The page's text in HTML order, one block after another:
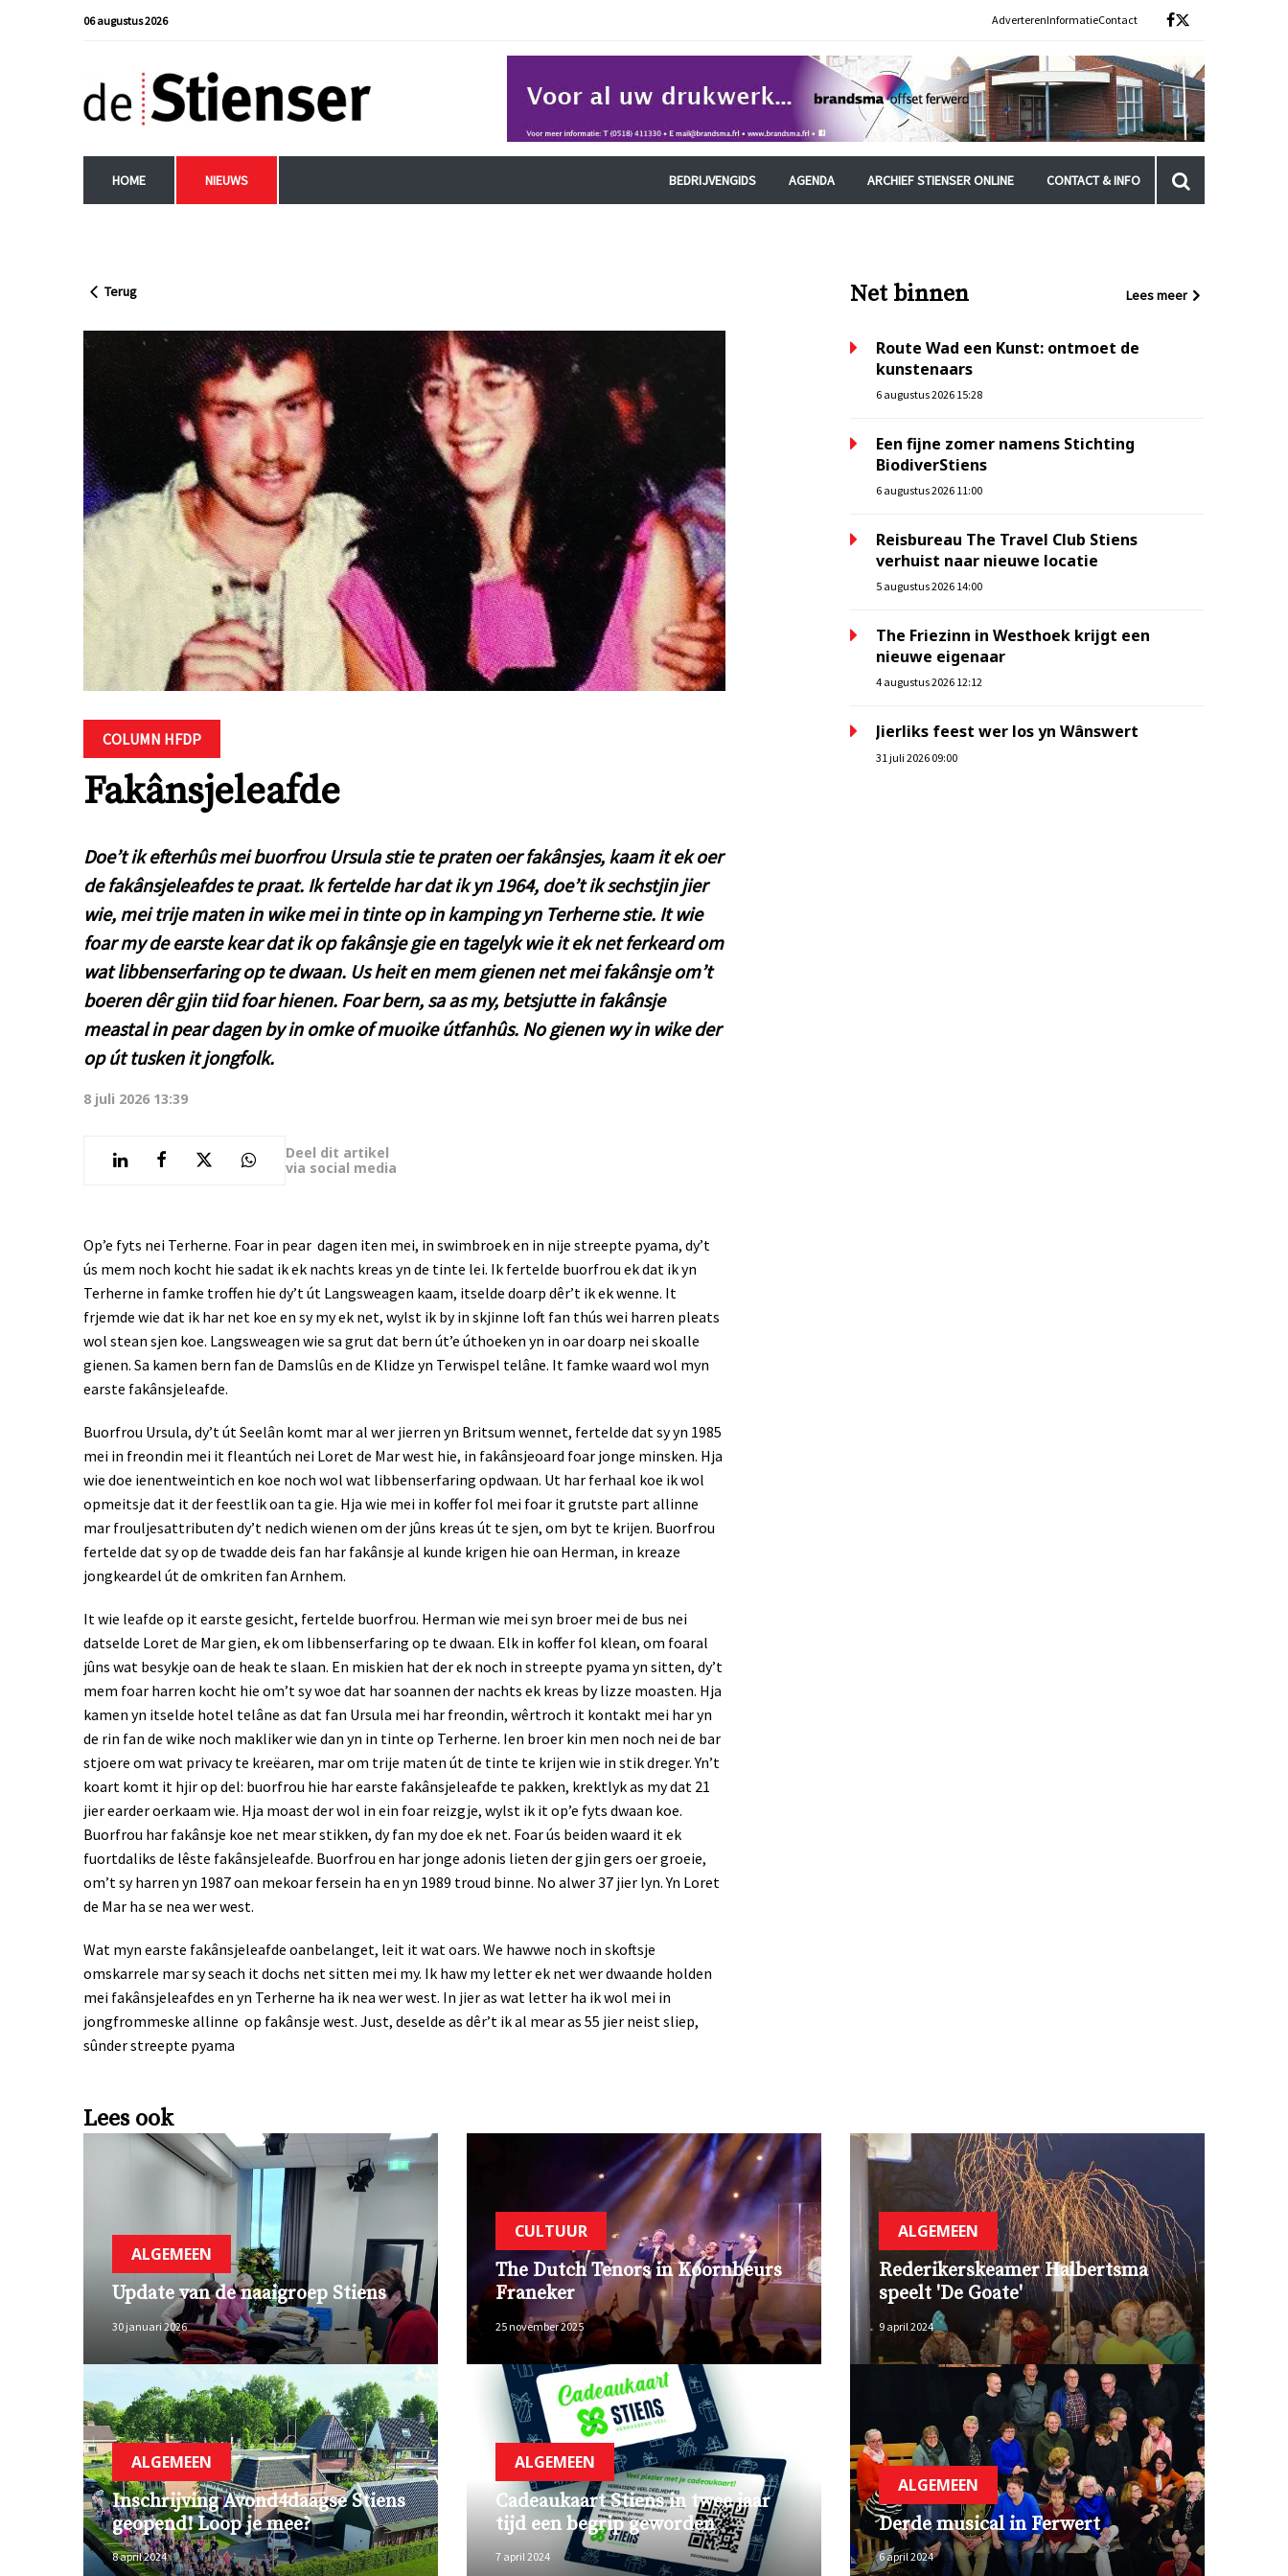
06 augustus 2026 AdverterenInformatieContact
HOME NIEUWS BEDRIJVENGIDS AGENDA ARCHIEF STIENSER ONLINE CONTACT & INFO
Terug
COLUMN HFDP
Fakânsjeleafde
Doe’t ik efterhûs mei buorfrou Ursula stie te praten oer fakânsjes, kaam it ek oer
de fakânsjeleafdes te praat. Ik fertelde har dat ik yn 1964, doe’t ik sechstjin jier
wie, mei trije maten in wike mei in tinte op in kamping yn Terherne stie. It wie
foar my de earste kear dat ik op fakânsje gie en tagelyk wie it ek net ferkeard om
wat libbenserfaring op te dwaan. Us heit en mem gienen net mei fakânsje om’t
boeren dêr gjin tiid foar hienen. Foar bern, sa as my, betsjutte in fakânsje
meastal in pear dagen by in omke of muoike útfanhûs. No gienen wy in wike der
op út tusken it jongfolk.
8 juli 2026 13:39
Deel dit artikel
via social media
Op’e fyts nei Terherne. Foar in pear dagen iten mei, in swimbroek en in nije streepte pyama, dy’t
ús mem noch kocht hie sadat ik ek nachts kreas yn de tinte lei. Ik fertelde buorfrou ek dat ik yn
Terherne in famke troffen hie dy’t út Langsweagen kaam, itselde doarp dêr’t ik ek wenne. It
frjemde wie dat ik har net koe en sy my ek net, wylst ik by in skjinne loft fan thús wei harren pleats
wol stean sjen koe. Langsweagen wie sa grut dat bern út’e úthoeken yn in oar doarp nei skoalle
gienen. Sa kamen bern fan de Damslûs en de Klidze yn Terwispel telâne. It famke waard wol myn
earste fakânsjeleafde.
Buorfrou Ursula, dy’t út Seelân komt mar al wer jierren yn Britsum wennet, fertelde dat sy yn 1985
mei in freondin mei it fleantúch nei Loret de Mar west hie, in fakânsjeoard foar jonge minsken. Hja
wie doe ienentweintich en koe noch wol wat libbenserfaring opdwaan. Ut har ferhaal koe ik wol
opmeitsje dat it der feestlik oan ta gie. Hja wie mei in koffer fol mei foar it grutste part allinne
mar frouljesattributen dy’t nedich wienen om der jûns kreas út te sjen, om byt te krijen. Buorfrou
fertelde dat sy op de twadde deis fan har fakânsje al kunde krigen hie oan Herman, in kreaze
jongkeardel út de omkriten fan Arnhem.
It wie leafde op it earste gesicht, fertelde buorfrou. Herman wie mei syn broer mei de bus nei
datselde Loret de Mar gien, ek om libbenserfaring op te dwaan. Elk in koffer fol klean, om foaral
jûns wat besykje oan de heak te slaan. En miskien hat der ek noch in streepte pyama yn sitten, dy’t
mem foar harren kocht hie om’t sy woe dat har soannen der nachts ek kreas by lizze moasten. Hja
kamen yn itselde hotel telâne as dat fan Ursula mei har freondin, wêrtroch it kontakt mei har yn
de rin fan de wike noch makliker wie dan yn in tinte op Terherne. Ien broer kin men noch nei de bar
stjoere om wat privacy te kreëaren, mar om trije maten út de tinte te krijen wie in stik dreger. Yn’t
koart komt it hjir op del: buorfrou hie har earste fakânsjeleafde te pakken, krektlyk as my dat 21
jier earder oerkaam wie. Hja moast der wol in ein foar reizgje, wylst ik it op’e fyts dwaan koe.
Buorfrou har fakânsje koe net mear stikken, dy fan my doe ek net. Foar ús beiden waard it ek
fuortdaliks de lêste fakânsjeleafde. Buorfrou en har jonge adonis lieten der gjin gers oer groeie,
om’t sy harren yn 1987 oan mekoar fersein ha en yn 1989 troud binne. No alwer 37 jier lyn. Yn Loret
de Mar ha se nea wer west.
Wat myn earste fakânsjeleafde oanbelanget, leit it wat oars. We hawwe noch in skoftsje
omskarrele mar sy seach it dochs net sitten mei my. Ik haw my letter ek net wer dwaande holden
mei fakânsjeleafdes en yn Terherne ha ik nea wer west. In jier as wat letter ha ik wol mei in
jongfrommeske allinne op fakânsje west. Just, deselde as dêr’t ik al mear as 55 jier neist sliep,
sûnder streepte pyama
Net binnen Lees meer
Route Wad een Kunst: ontmoet de
kunstenaars
6 augustus 2026 15:28
Een fijne zomer namens Stichting
BiodiverStiens
6 augustus 2026 11:00
Reisbureau The Travel Club Stiens
verhuist naar nieuwe locatie
5 augustus 2026 14:00
The Friezinn in Westhoek krijgt een
nieuwe eigenaar
4 augustus 2026 12:12
Jierliks feest wer los yn Wânswert
31 juli 2026 09:00
Lees ook
ALGEMEEN
Update van de naaigroep Stiens
30 januari 2026
CULTUUR
The Dutch Tenors in Koornbeurs
Franeker
25 november 2025
ALGEMEEN
Rederikerskeamer Halbertsma
speelt 'De Goate'
9 april 2024
ALGEMEEN
Inschrijving Avond4daagse Stiens
geopend! Loop je mee?
8 april 2024
ALGEMEEN
Cadeaukaart Stiens in twee jaar
tijd een begrip geworden
7 april 2024
ALGEMEEN
Derde musical in Ferwert
6 april 2024